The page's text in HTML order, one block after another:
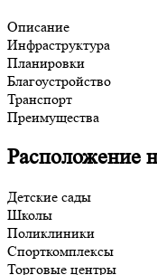
Описание
Инфраструктура
Планировки
Благоустройство
Транспорт
Преимущества
Расположение
Детские сады
Школы
Поликлиники
Спорткомплексы
Торговые центры